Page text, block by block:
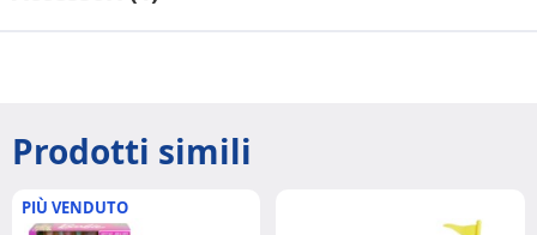
Prodotti simili
PIÙ VENDUTO